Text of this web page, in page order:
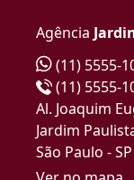
Agência
(11) 5555-
(11) 5555-
Al. Joaquim
Jardim
São Paulo - SP